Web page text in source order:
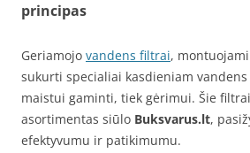
principas
Geriamojo vandens filtrai,
sukurti specialiai kasdieniam
maistui gaminti, tiek gėrimui. Šie
asortimentas siūlo Buksvarus.lt,
efektyvumu ir patikimumu.